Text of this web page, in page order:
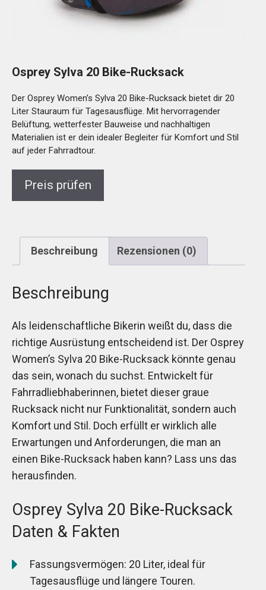
Osprey Sylva 20 Bike-Rucksack
Der Osprey Women’s Sylva 20 Bike-Rucksack bietet dir 20
Liter Stauraum für Tagesausflüge. Mit hervorragender
Belüftung, wetterfester Bauweise und nachhaltigen
Materialien ist er dein idealer Begleiter für Komfort und Stil
auf jeder Fahrradtour.
Preis prüfen
Beschreibung Rezensionen (0)
Beschreibung
Als leidenschaftliche Bikerin weißt du, dass die
richtige Ausrüstung entscheidend ist. Der Osprey
Women’s Sylva 20 Bike-Rucksack könnte genau
das sein, wonach du suchst. Entwickelt für
Fahrradliebhaberinnen, bietet dieser graue
Rucksack nicht nur Funktionalität, sondern auch
Komfort und Stil. Doch erfüllt er wirklich alle
Erwartungen und Anforderungen, die man an
einen Bike-Rucksack haben kann? Lass uns das
herausfinden.
Osprey Sylva 20 Bike-Rucksack
Daten & Fakten
Fassungsvermögen: 20 Liter, ideal für
Tagesausflüge und längere Touren.